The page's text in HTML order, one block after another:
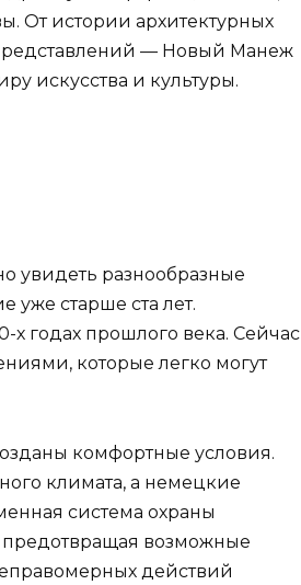
От истории архитектурных
— Новый Манеж
искусства и культуры.
увидеть разнообразные
уже старше ста лет.
х годах прошлого века. Сейчас
которые легко могут
комфортные условия.
климата, а немецкие
система охраны
предотвращая возможные
действий